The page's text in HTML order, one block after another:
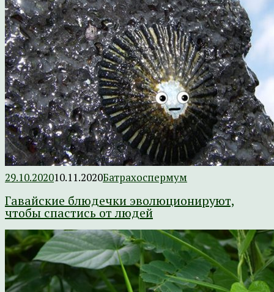
29.10.202010.11.2020Батрахоспермум
Гавайские блюдечки эволюционируют,
чтобы спастись от людей